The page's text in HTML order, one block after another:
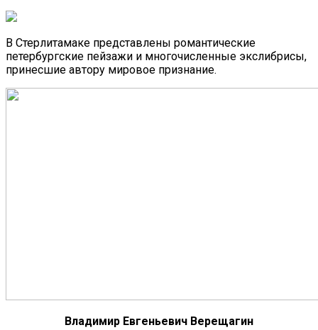
В Стерлитамаке представлены романтические
петербургские пейзажи и многочисленные экслибрисы,
принесшие автору мировое признание.
Владимир Евгеньевич Верещагин